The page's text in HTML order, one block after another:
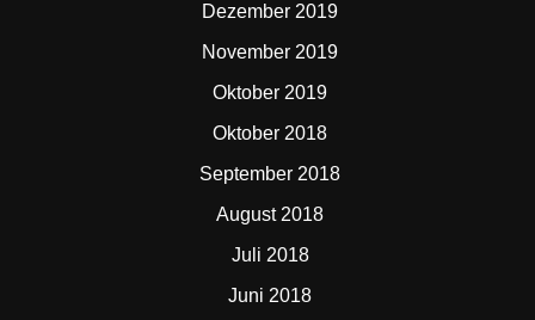
Dezember 2019
November 2019
Oktober 2019
Oktober 2018
September 2018
August 2018
Juli 2018
Juni 2018